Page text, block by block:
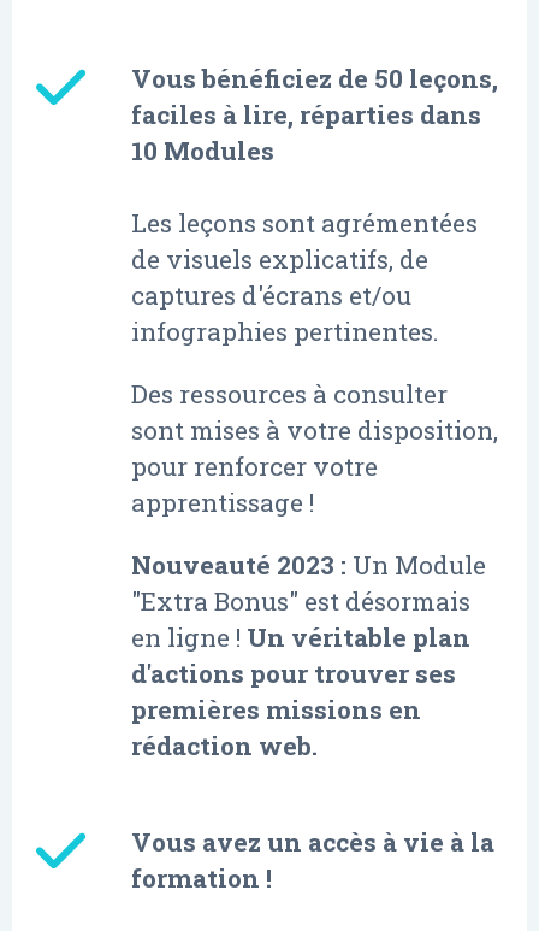
Vous bénéficiez de 50 leçons,
faciles à lire, réparties dans
10 Modules
Les leçons sont agrémentées
de visuels explicatifs, de
captures d'écrans et/ou
infographies pertinentes.
Des ressources à consulter
sont mises à votre disposition,
pour renforcer votre
apprentissage !
Nouveauté 2023 : Un Module
"Extra Bonus" est désormais
en ligne ! Un véritable plan
d'actions pour trouver ses
premières missions en
rédaction web.
Vous avez un accès à vie à la
formation !